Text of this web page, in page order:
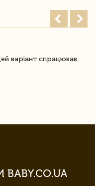
варіант спрацював.